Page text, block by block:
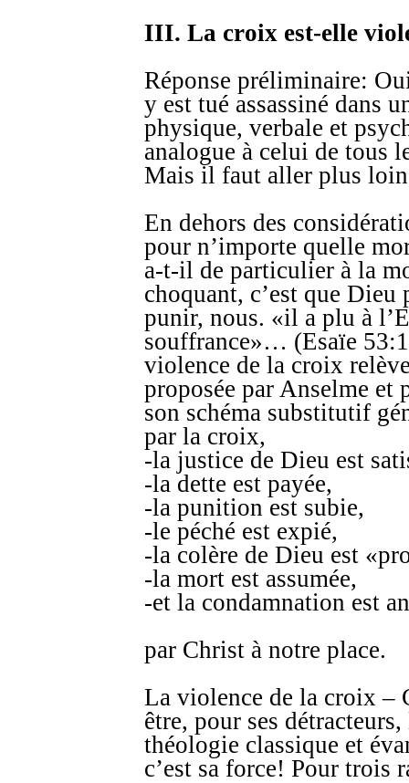
III. La croix est-elle
Réponse préliminaire:
y est tué assassiné dans
physique, verbale et
analogue à celui de tous
Mais il faut aller plus
En dehors des
pour n’importe quelle
a-t-il de particulier à la
choquant, c’est que
punir, nous. «il a plu à
souffrance»… (Esaïe
violence de la croix
proposée par Anselme
son schéma substitutif
par la croix,
-la justice de Dieu est
-la dette est payée,
-la punition est subie,
-le péché est expié,
-la colère de Dieu est
-la mort est assumée,
-et la condamnation est
par Christ à notre place.
La violence de la croix –
être, pour ses
théologie classique et
c’est sa force! Pour trois